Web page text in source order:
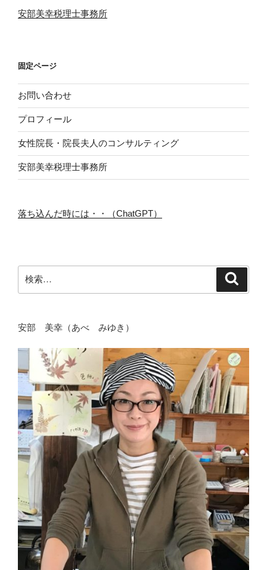
安部美幸税理士事務所
固定ページ
お問い合わせ
プロフィール
女性院長・院長夫人のコンサルティング
安部美幸税理士事務所
落ち込んだ時には・・（ChatGPT）
索:
安部 美幸（あべ みゆき）